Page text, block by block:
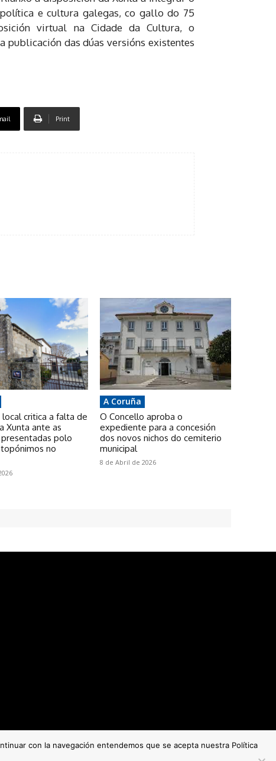
e cultura galegas, co gallo do 75
virtual na Cidade da Cultura, o
publicación das dúas versións existentes
Print
critica a falta de
Xunta ante as
polo
no
A Coruña
O Concello aproba o
expediente para a concesión
dos novos nichos do cemiterio
municipal
8 de Abril de 2026
con la navegación entendemos que se acepta nuestra Política